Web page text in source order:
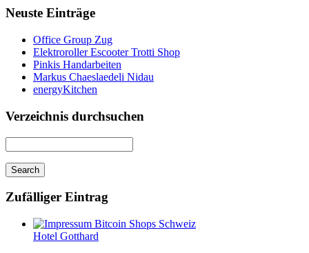
Neuste Einträge
Office Group Zug
Elektroroller Escooter Trotti Shop
Pinkis Handarbeiten
Markus Chaeslaedeli Nidau
energyKitchen
Verzeichnis durchsuchen
Zufälliger Eintrag
Hotel Gotthard